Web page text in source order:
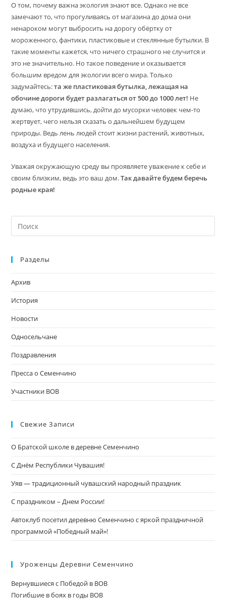
О том, почему важна экология знают все. Однако не все
замечают то, что прогуливаясь от магазина до дома они
ненароком могут выбросить на дорогу обёртку от
мороженного, фантики, пластиковые и стеклянные бутылки. В
такие моменты кажется, что ничего страшного не случится и
это не значительно. Но такое поведение и оказывается
большим вредом для экологии всего мира. Только
задумайтесь:та же пластиковая бутылка, лежащая на
обочине дороги будет разлагаться от 500 до 1000 лет! Не
думаю, что утрудившись, дойти до мусорки человек чем-то
жертвует, чего нельзя сказать о дальнейшем будущем
природы. Ведь лень людей стоит жизни растений, животных,
воздуха и будущего населения.
Уважая окружающую среду вы проявляете уважение к себе и
своим близким, ведь это ваш дом.Так давайте будем беречь
родные края!
Разделы
Архив
История
Новости
Односельчане
Поздравления
Пресса о Семенчино
Участники ВОВ
Свежие Записи
О Братской школе в деревне Семенчино
С Днём Республики Чувашия!
Уяв — традиционный чувашский народный праздник
С праздником – Днем России!
Автоклуб посетил деревню Семенчино с яркой праздничной
программой «Победный май»!
Уроженцы Деревни Семенчино
Вернувшиеся с Победой в ВОВ
Погибшие в боях в годы ВОВ